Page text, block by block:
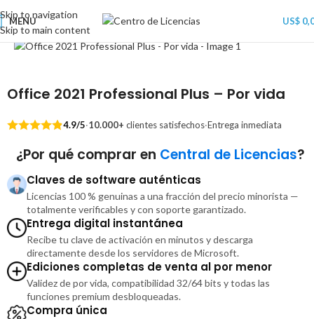
Skip to navigation
Skip to main content
MENU US$
Office 2021 Professional Plus – Por vida
4.9/5·10.000+ clientes satisfechos·Entrega inmediata
¿Por qué comprar en Central de Licencias?
Claves de software auténticas
Licencias 100 % genuinas a una fracción del precio minorista —
totalmente verificables y con soporte garantizado.
Entrega digital instantánea
Recibe tu clave de activación en minutos y descarga
directamente desde los servidores de Microsoft.
Ediciones completas de venta al por menor
Validez de por vida, compatibilidad 32/64 bits y todas las
funciones premium desbloqueadas.
Compra única